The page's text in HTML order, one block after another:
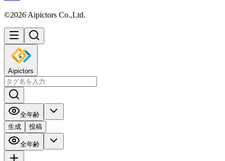
©2026 Aipictors Co.,Ltd.
Aipictors
全年齢
生成
投稿
全年齢